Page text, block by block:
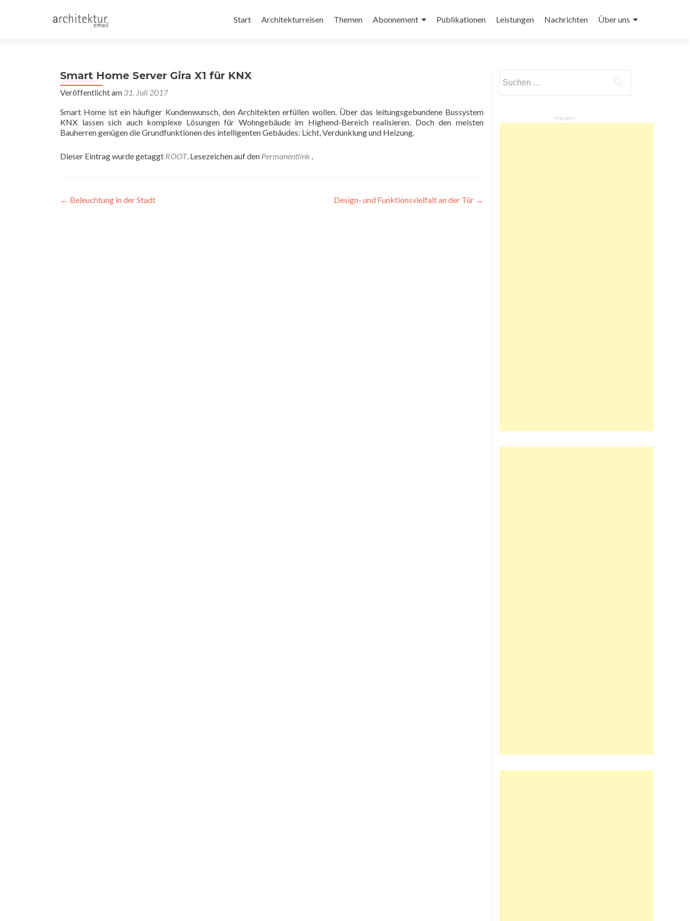
Inhalt
Start Architekturreisen Themen Abonnement Publikationen Leistungen Nachrichten Über uns
Smart Home Server Gira X1 für KNX
Veröffentlicht am 31. Juli 2017
Smart Home ist ein häufiger Kundenwunsch, den Architekten erfüllen wollen. Über das leitungsgebundene Bussystem
KNX lassen sich auch komplexe Lösungen für Wohngebäude im Highend-Bereich realisieren. Doch den meisten
Bauherren genügen die Grundfunktionen des intelligenten Gebäudes: Licht, Verdunklung und Heizung.
Dieser Eintrag wurde getaggt ROOT. Lesezeichen auf den Permanentlink .
Beitragsnavigation
← Beleuchtung in der Stadt Design- und Funktionsvielfalt an der Tür →
nach:
Anzeigen